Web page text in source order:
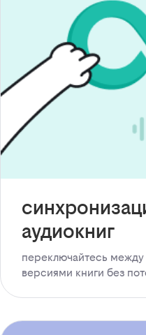
аудиокниг
переключайтесь между
версиями книги без